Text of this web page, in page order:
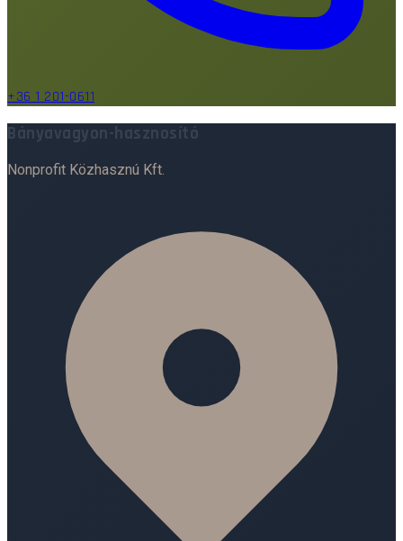
+36 1 201-0611
Bányavagyon-hasznosító
Nonprofit Közhasznú Kft.